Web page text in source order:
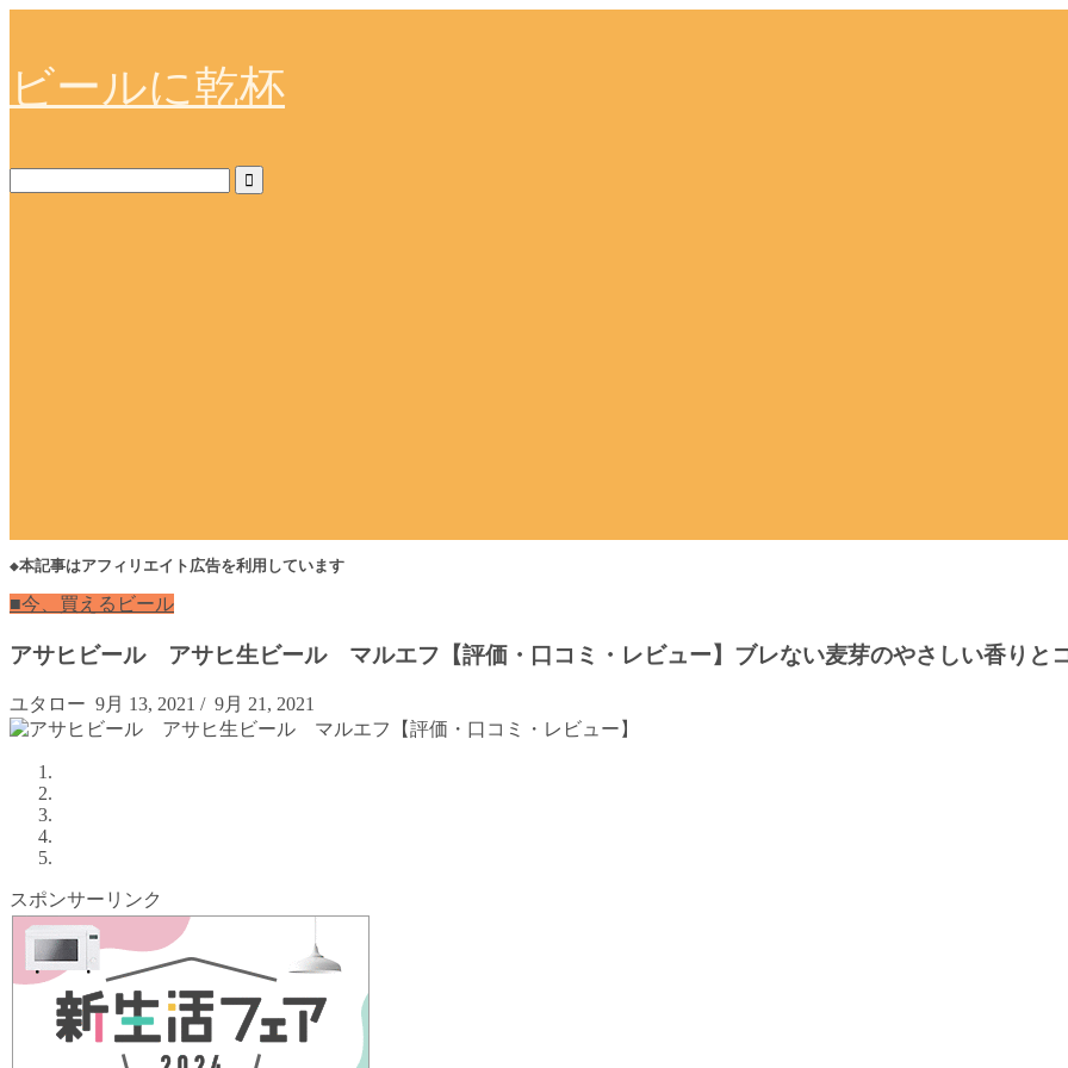
ビールに乾杯
◆本記事はアフィリエイト広告を利用しています
■今、買えるビール
アサヒビール アサヒ生ビール マルエフ【評価・口コミ・レビュー】ブレない麦芽のやさしい香りと
ユタロー 9月 13, 2021 / 9月 21, 2021
スポンサーリンク